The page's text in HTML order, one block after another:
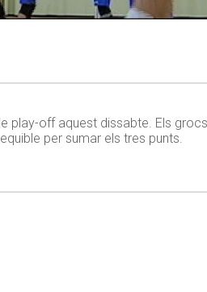
off aquest dissabte. Els
per sumar els tres punts.